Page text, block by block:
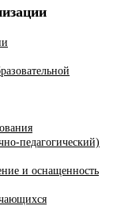
педагогический)
и оснащенность